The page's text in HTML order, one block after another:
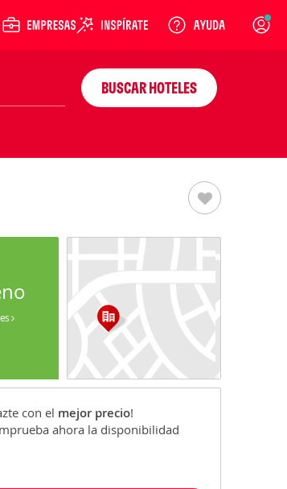
Login
BUSCAR HOTELES
con el mejor precio!
ahora la disponibilidad